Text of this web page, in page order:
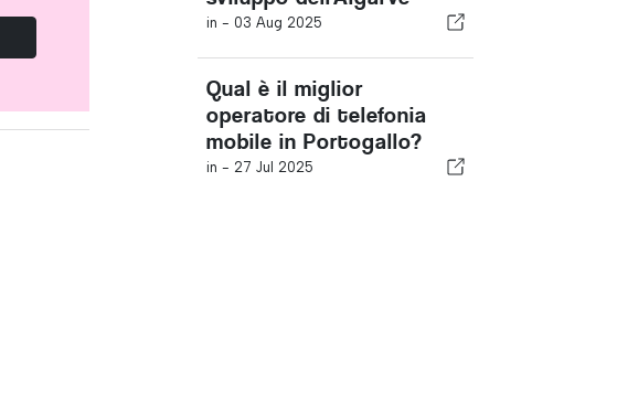
in - 03 Aug 2025
Qual è il miglior
operatore di telefonia
mobile in Portogallo?
in - 27 Jul 2025